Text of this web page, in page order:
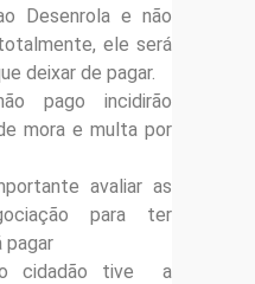
Desenrola e não
ele será
deixar de pagar.
pago incidirão
mora e multa por
avaliar as
para ter
pagar
cidadão tive a